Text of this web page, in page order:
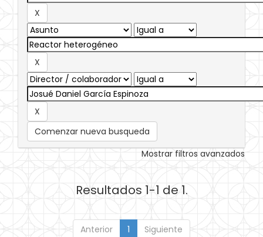
Comenzar nueva busqueda
Mostrar filtros avanzados
Resultados 1-1 de 1.
Anterior 1 Siguiente